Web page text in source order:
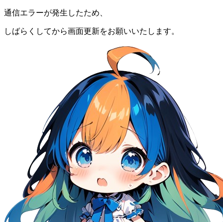
通信エラーが発生したため、
しばらくしてから画面更新をお願いいたします。